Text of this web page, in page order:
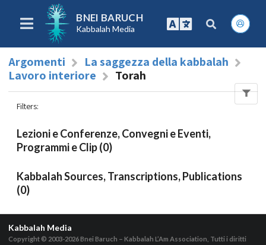
BNEI BARUCH
Kabbalah Media
Argomenti
La saggezza della kabbalah
Lavoro interiore
Torah
Filters:
Lezioni e Conferenze, Convegni e Eventi,
Programmi e Clip (0)
Kabbalah Sources, Transcriptions, Publications
(0)
Kabbalah Media
Copyright © 2003-2026Bnei Baruch – Kabbalah L’Am Association, Tutti i diritti